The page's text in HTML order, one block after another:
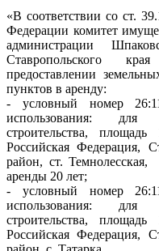
«В соответствии со ст.
Федерации комитет
администрации
Ставропольского
предоставлении
пунктов в аренду:
- условный номер
использования: для
строительства,
Российская Федерация,
район, ст.
аренды 20 лет;
- условный номер
использования: для
строительства,
Российская Федерация,